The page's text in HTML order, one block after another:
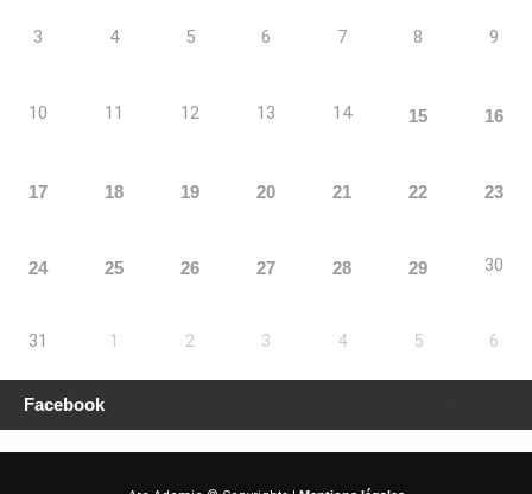
3 4 5 6 7 8 9
10 11 12 13 14 15 16
17 18 19 20 21 22 23
24 25 26 27 28 29 30
31 1 2 3 4 5 6
Facebook